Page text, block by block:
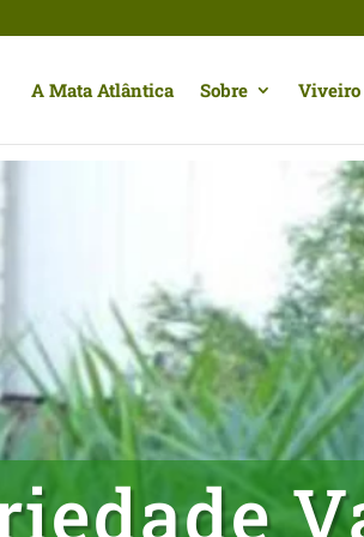
A Mata Atlântica Sobre Viveiro